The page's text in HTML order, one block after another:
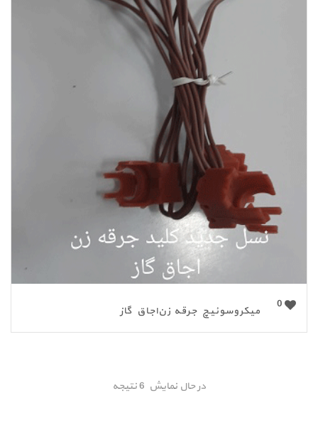
0 میکروسوئیچ جرقه زن‌اجاق گاز
در حال نمایش 6 نتیجه